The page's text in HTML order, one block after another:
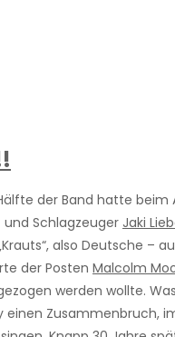
der Band hatte
Schlagzeuger Jaki
also Deutsche –
der Posten Malcolm
werden wollte.
Zusammenbruch,